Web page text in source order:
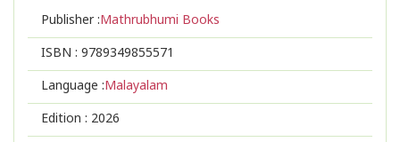
Publisher :Mathrubhumi Books
ISBN : 9789349855571
Language :Malayalam
Edition : 2026